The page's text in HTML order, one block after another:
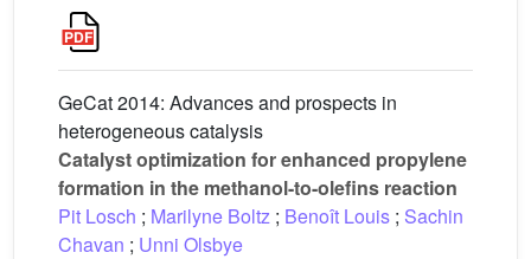
GeCat 2014: Advances and prospects in
heterogeneous catalysis
Catalyst optimization for enhanced propylene
formation in the methanol-to-olefins reaction
Pit Losch ; Marilyne Boltz ; Benoît Louis ; Sachin
Chavan ; Unni Olsbye